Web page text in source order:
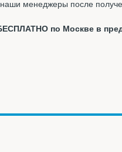
менеджеры после
по Москве в